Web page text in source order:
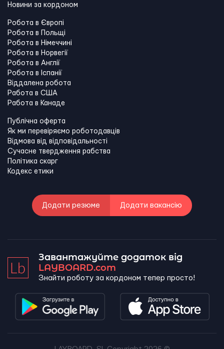
Новини за кордоном
Робота в Європі
Робота в Польщі
Робота в Німеччині
Робота в Норвегії
Робота в Англії
Робота в Іспанії
Віддалена робота
Работа в США
Работа в Канадe
Публічна оферта
Як ми перевіряємо роботодавців
Відмова від відповідальності
Сучасне твердження рабства
Політика скарг
Кодекс етики
Додати резюме Додати вакансію
Завантажуйте додаток від
LAYBOARD.com
Знайти роботу за кордоном тепер просто!